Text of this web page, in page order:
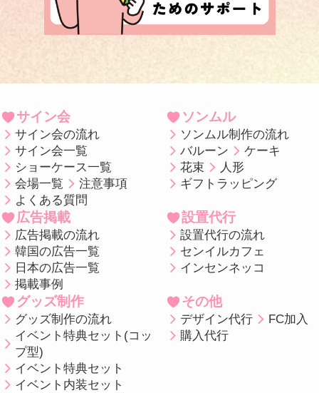
サイン会
サイン会の流れ
サイン会一覧
ショーケース一覧
会場一覧
注意事項
よくある質問
ソンムル
ソンムル制作の流れ
バルーン
ケーキ
花束
人形
ギフトラッピング
広告掲載
広告掲載の流れ
韓国の広告一覧
日本の広告一覧
掲載事例
設置代行
設置代行の流れ
センイルカフェ
インセンネッコ
グッズ制作
グッズ制作の流れ
イベント特典セット(コッ
プ型)
イベント特典セット
イベント内装セット
その他
デザイン代行
FC加入
購入代行